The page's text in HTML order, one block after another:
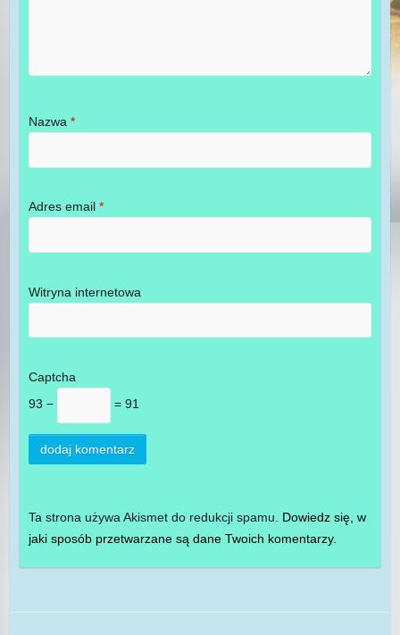
Nazwa *
Adres email *
Witryna internetowa
Captcha
93 −
= 91
Ta strona używa Akismet do redukcji spamu. Dowiedz się, w
jaki sposób przetwarzane są dane Twoich komentarzy.